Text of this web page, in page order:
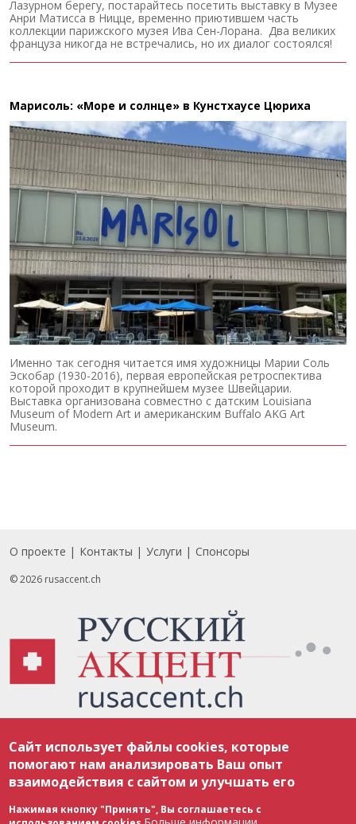
Лазурном берегу, постарайтесь посетить выставку в Музее
Анри Матисса в Ницце, временно приютившем часть
коллекции парижского музея Ива Сен-Лорана. Два великих
француза никогда не встречались, но их диалог состоялся!
Марисоль: «Море и солнце» в Кунстхаусе Цюриха
Именно так сегодня читается имя художницы Марии Соль
Эскобар (1930-2016), первая европейская ретроспектива
которой проходит в крупнейшем музее Швейцарии.
Выставка организована совместно с датским Louisiana
Museum of Modern Art и американским Buffalo AKG Art
Museum.
Footer
О проекте Контакты Услуги Спонсоры
© 2026 rusaccent.ch
соответствии с законодательством Швейцарии об авторском праве и
международными соглашениями. Полное или частичное использование
материалов возможно только с разрешения редакции. В случае полного
или частичного воспроизведения материалов сайта rusaccent.ch,
ОБЯЗАТЕЛЬНА АКТИВНАЯ ГИПЕРССЫЛКА на конкретный заимствованный
текст. Фотоизображения, размещенные редакцией rusaccent.ch, являются
ее исключительной собственностью. Полное или частичное
Сайт использует файлы cookies, которые
помогают нам анализировать Ваш опыт
взаимодействия с сайтом и улучшать его
Нажимая кнопку "Принять", Вы соглашаетесь с